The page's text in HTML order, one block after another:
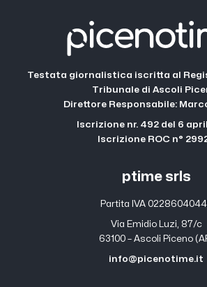
Testata giornalistica iscritta al
Tribunale di Ascoli
Direttore Responsabile:
Iscrizione nr. 492 del 6
Iscrizione ROC n°
ptime srls
Partita IVA
Via Emidio Luzi, 87/c
63100 – Ascoli Piceno
info@picenotime.it